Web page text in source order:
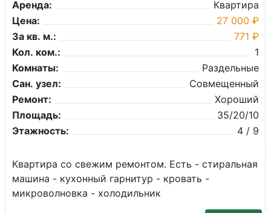
Аренда:
Квартира
Цена:
27 000 ₽
За кв. м.:
771 ₽
Кол. ком.:
1
Комнаты:
Раздельные
Сан. узел:
Совмещенный
Ремонт:
Хороший
Площадь:
35/20/10
Этажность:
4 / 9
Квартира со свежим ремонтом. Есть - стиральная
машина - кухонный гарнитур - кровать -
микроволновка - холодильник